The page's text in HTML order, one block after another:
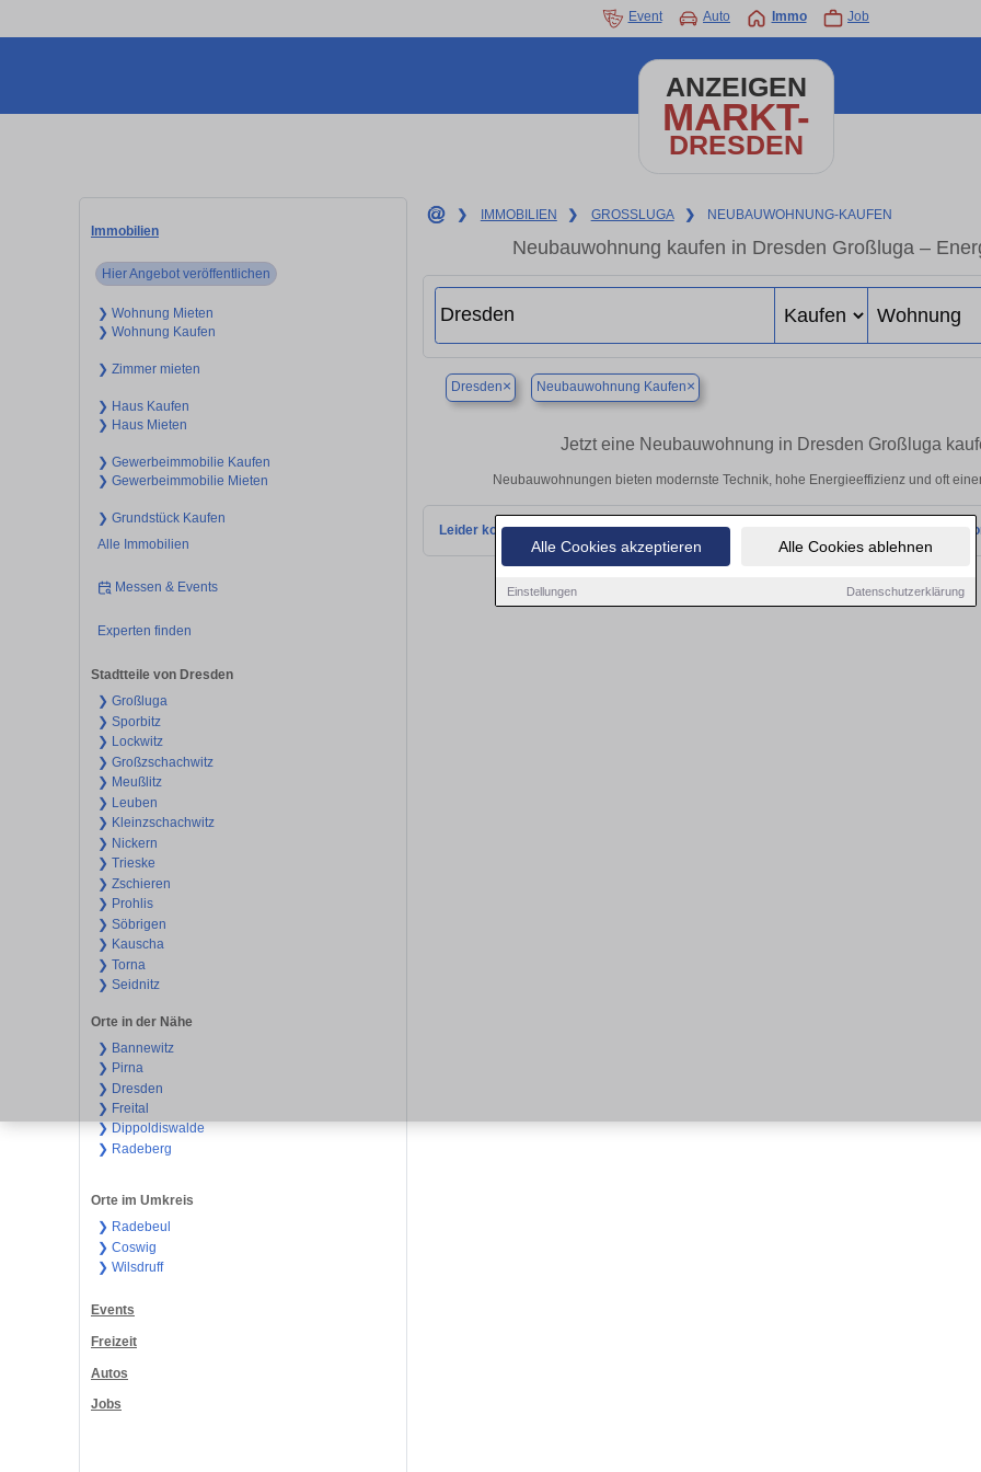
Alle Cookies akzeptieren Alle Cookies ablehnen
Einstellungen Datenschutzerklärung
Event Auto Immo Job
ANZEIGEN
MARKT-
DRESDEN
Immobilien
Hier Angebot veröffentlichen
❯ Wohnung Mieten
❯ Wohnung Kaufen
❯ Zimmer mieten
❯ Haus Kaufen
❯ Haus Mieten
❯ Gewerbeimmobilie Kaufen
❯ Gewerbeimmobilie Mieten
❯ Grundstück Kaufen
Alle Immobilien
Messen & Events
Experten finden
Stadtteile von Dresden
❯ Großluga
❯ Sporbitz
❯ Lockwitz
❯ Großzschachwitz
❯ Meußlitz
❯ Leuben
❯ Kleinzschachwitz
❯ Nickern
❯ Trieske
❯ Zschieren
❯ Prohlis
❯ Söbrigen
❯ Kauscha
❯ Torna
❯ Seidnitz
Orte in der Nähe
❯ Bannewitz
❯ Pirna
❯ Dresden
❯ Freital
❯ Dippoldiswalde
❯ Radeberg
Orte im Umkreis
❯ Radebeul
❯ Coswig
❯ Wilsdruff
Events
Freizeit
Autos
Jobs
❯ IMMOBILIEN ❯ GROSSLUGA ❯ NEUBAUWOHNUNG-KAUFEN
Neubauwohnung kaufen in Dresden Großluga –
Dresden× Neubauwohnung Kaufen×
Jetzt eine Neubauwohnung in Dresden Großluga
Neubauwohnungen bieten modernste Technik, hohe Energieeffizienz und oft
Leider konnten wir derzeit keine passenden Objekte finden. Schauen Sie bald wieder